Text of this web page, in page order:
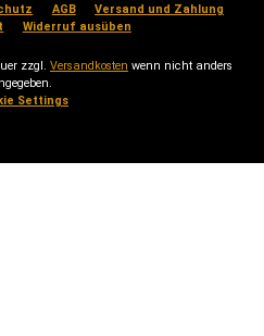
AGB
Versand und Zahlung
Widerruf ausüben
zzgl. Versandkosten wenn nicht anders
Settings